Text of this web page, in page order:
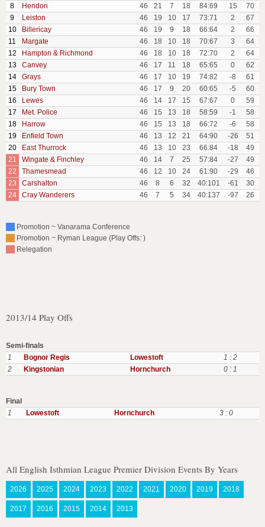
8
Hendon 46 21 7 18 84:69 15
70
9
Leiston 46 19 10 17 73:71 2
67
10
Billericay 46 19 9 18 66:64 2
66
11
Margate 46 18 10 18 70:67 3
64
12
Hampton & Richmond 46 18 10 18 72:70 2
64
13
Canvey 46 17 11 18 65:65 0
62
14
Grays 46 17 10 19 74:82 -8
61
15
Bury Town 46 17 9 20 60:65 -5
60
16
Lewes 46 14 17 15 67:67 0
59
17
Met. Police 46 15 13 18 58:59 -1
58
18
Harrow 46 15 13 18 66:72 -6
58
19
Enfield Town 46 13 12 21 64:90 -26
51
20
East Thurrock 46 13 10 23 66:84 -18
49
21
Wingate & Finchley 46 14 7 25 57:84 -27
49
22
Thamesmead 46 12 10 24 61:90 -29
46
23
Carshalton 46 8 6 32 40:101 -61
30
24
Cray Wanderers 46 7 5 34 40:137 -97 26
Promotion ~ Vanarama Conference
Promotion ~ Ryman League (Play Offs: )
Relegation
2013/14 Play Offs
Semi-finals
1
Bognor Regis Lowestoft
1 : 2
2
Kingstonian Hornchurch 0 : 1
Final
1
Lowestoft Hornchurch 3 : 0
All English Isthmian League Premier Division Events By Years
2026 2025 2024 2023 2022 2021 2020 2019 2018
2017 2016 2015 2014 2013